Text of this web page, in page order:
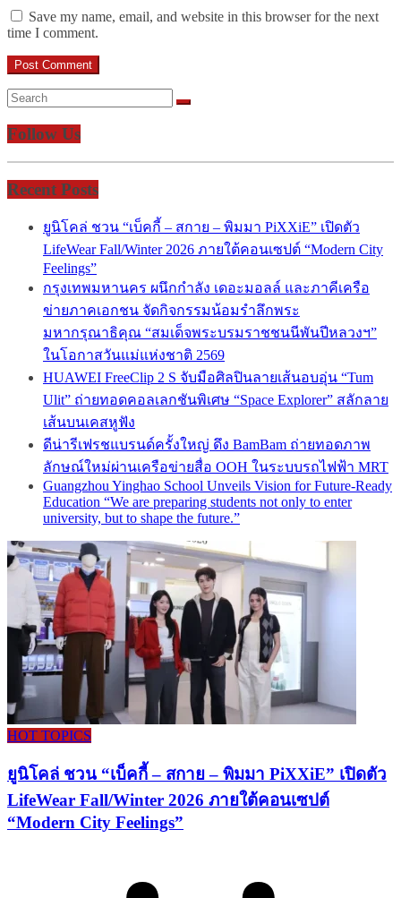
Save my name, email, and website in this browser for the next
time I comment.
Follow Us
Recent Posts
ยูนิโคล่ ชวน “เบ็คกี้ – สกาย – พิมมา PiXXiE” เปิดตัว
LifeWear Fall/Winter 2026 ภายใต้คอนเซปต์ “Modern City
Feelings”
กรุงเทพมหานคร ผนึกกำลัง เดอะมอลล์ และภาคีเครือ
ข่ายภาคเอกชน จัดกิจกรรมน้อมรำลึกพระ
มหากรุณาธิคุณ “สมเด็จพระบรมราชชนนีพันปีหลวงฯ”
ในโอกาสวันแม่แห่งชาติ 2569
HUAWEI FreeClip 2 S จับมือศิลปินลายเส้นอบอุ่น “Tum
Ulit” ถ่ายทอดคอลเลกชันพิเศษ “Space Explorer” สลักลาย
เส้นบนเคสหูฟัง
ดีน่ารีเฟรชแบรนด์ครั้งใหญ่ ดึง BamBam ถ่ายทอดภาพ
ลักษณ์ใหม่ผ่านเครือข่ายสื่อ OOH ในระบบรถไฟฟ้า MRT
Guangzhou Yinghao School Unveils Vision for Future-Ready
Education “We are preparing students not only to enter
university, but to shape the future.”
HOT TOPICS
ยูนิโคล่ ชวน “เบ็คกี้ – สกาย – พิมมา PiXXiE” เปิดตัว
LifeWear Fall/Winter 2026 ภายใต้คอนเซปต์
“Modern City Feelings”